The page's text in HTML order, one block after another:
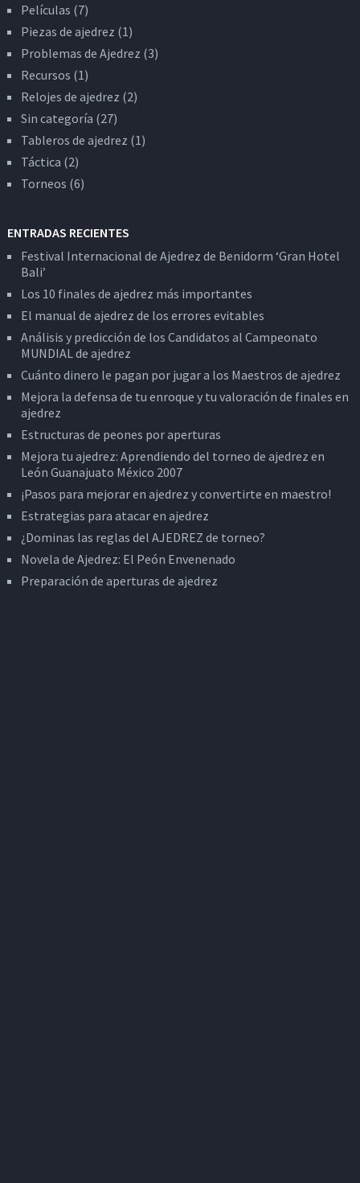
Películas (7)
Piezas de ajedrez (1)
Problemas de Ajedrez (3)
Recursos (1)
Relojes de ajedrez (2)
Sin categoría (27)
Tableros de ajedrez (1)
Táctica (2)
Torneos (6)
ENTRADAS RECIENTES
Festival Internacional de Ajedrez de Benidorm ‘Gran Hotel
Bali’
Los 10 finales de ajedrez más importantes
El manual de ajedrez de los errores evitables
Análisis y predicción de los Candidatos al Campeonato
MUNDIAL de ajedrez
Cuánto dinero le pagan por jugar a los Maestros de ajedrez
Mejora la defensa de tu enroque y tu valoración de finales en
ajedrez
Estructuras de peones por aperturas
Mejora tu ajedrez: Aprendiendo del torneo de ajedrez en
León Guanajuato México 2007
¡Pasos para mejorar en ajedrez y convertirte en maestro!
Estrategias para atacar en ajedrez
¿Dominas las reglas del AJEDREZ de torneo?
Novela de Ajedrez: El Peón Envenenado
Preparación de aperturas de ajedrez